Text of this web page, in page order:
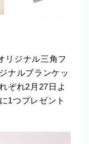
リジナル三角フ
ナルブランケッ
ぞれ2月27日よ
1つプレゼント